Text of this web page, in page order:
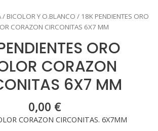
/ BICOLOR Y O.BLANCO / 18K PENDIENTES ORO
CORAZON CIRCONITAS 6X7 MM
ORO
CORAZON
6X7 MM
0,00 €
CORAZON CIRCONITAS. 6X7MM